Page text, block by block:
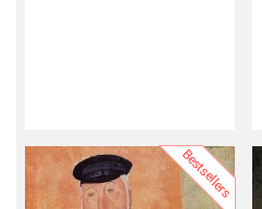
Bestsellers